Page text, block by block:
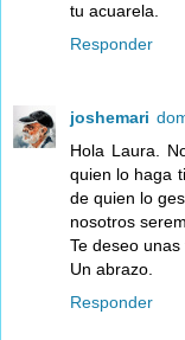
tu acuarela.
Responder
joshemari
Hola Laura.
quien lo haga
de quien lo
nosotros
Te deseo
Un abrazo.
Responder